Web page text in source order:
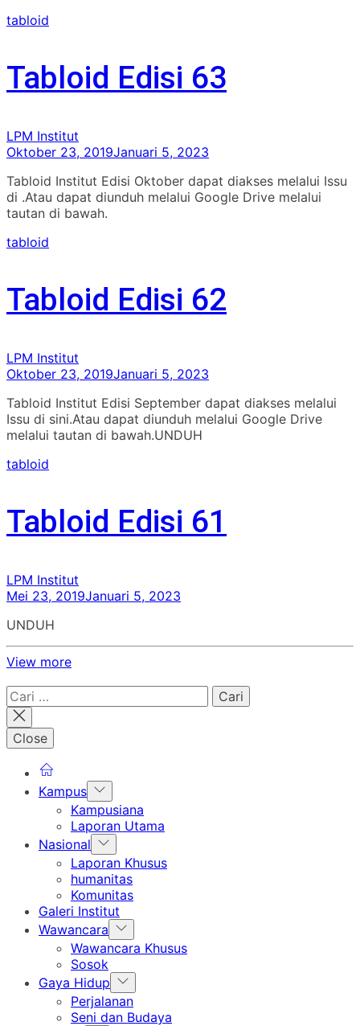
tabloid
Tabloid Edisi 63
LPM Institut
Oktober 23, 2019Januari 5, 2023
Tabloid Institut Edisi Oktober dapat diakses melalui Issu
di .Atau dapat diunduh melalui Google Drive melalui
tautan di bawah.
tabloid
Tabloid Edisi 62
LPM Institut
Oktober 23, 2019Januari 5, 2023
Tabloid Institut Edisi September dapat diakses melalui
Issu di sini.Atau dapat diunduh melalui Google Drive
melalui tautan di bawah.UNDUH
tabloid
Tabloid Edisi 61
LPM Institut
Mei 23, 2019Januari 5, 2023
UNDUH
View more
Cari
untuk:
Close
Kampus Show
sub
menu
Kampusiana
Laporan Utama
Nasional Show
sub
menu
Laporan Khusus
humanitas
Komunitas
Galeri Institut
Wawancara Show
sub
Wawancara Khusus
Sosok
Gaya Hidup Show
sub
menu
Perjalanan
Seni dan Budaya